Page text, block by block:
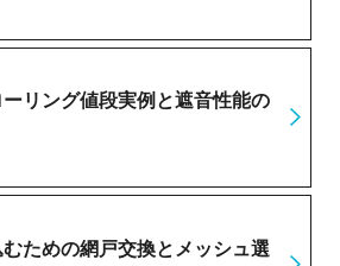
リング値段実例と遮音性能の
ための網戸交換とメッシュ選